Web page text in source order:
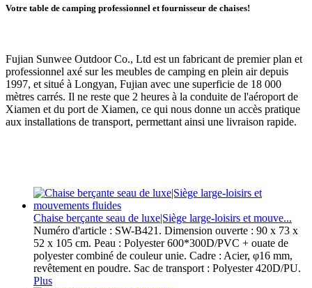
Votre table de camping professionnel et fournisseur de chaises!
Fujian Sunwee Outdoor Co., Ltd est un fabricant de premier plan et
professionnel axé sur les meubles de camping en plein air depuis
1997, et situé à Longyan, Fujian avec une superficie de 18 000
mètres carrés. Il ne reste que 2 heures à la conduite de l'aéroport de
Xiamen et du port de Xiamen, ce qui nous donne un accès pratique
aux installations de transport, permettant ainsi une livraison rapide.
Chaise berçante seau de luxe|Siège large-loisirs et mouve...
Numéro d'article : SW-B421. Dimension ouverte : 90 x 73 x
52 x 105 cm. Peau : Polyester 600*300D/PVC + ouate de
polyester combiné de couleur unie. Cadre : Acier, φ16 mm,
revêtement en poudre. Sac de transport : Polyester 420D/PU.
Plus